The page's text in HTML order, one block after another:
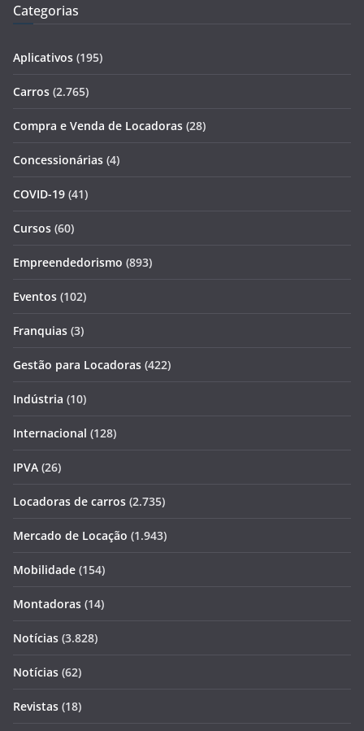
Categorias
Aplicativos (195)
Carros (2.765)
Compra e Venda de Locadoras (28)
Concessionárias (4)
COVID-19 (41)
Cursos (60)
Empreendedorismo (893)
Eventos (102)
Franquias (3)
Gestão para Locadoras (422)
Indústria (10)
Internacional (128)
IPVA (26)
Locadoras de carros (2.735)
Mercado de Locação (1.943)
Mobilidade (154)
Montadoras (14)
Notícias (3.828)
Notícias (62)
Revistas (18)